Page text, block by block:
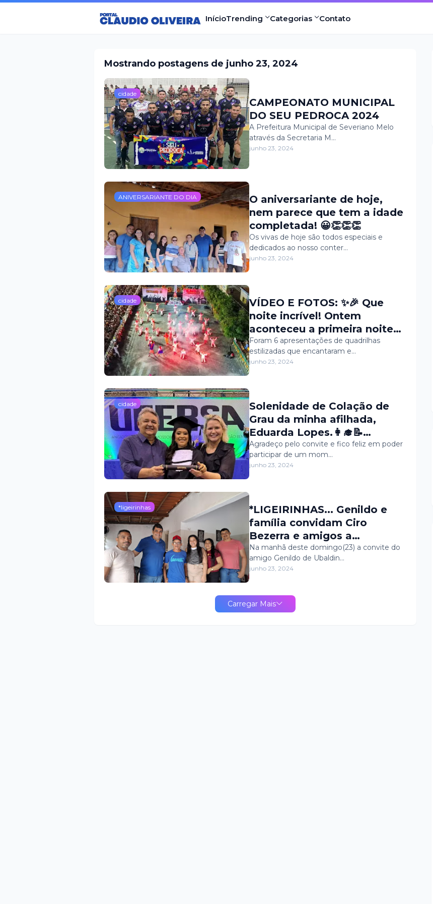
InícioTrending Categorias Contato
Mostrando postagens de junho 23, 2024
cidade
CAMPEONATO MUNICIPAL
DO SEU PEDROCA 2024
A Prefeitura Municipal de Severiano Melo
através da Secretaria M…
junho 23, 2024
ANIVERSARIANTE DO DIA
O aniversariante de hoje,
nem parece que tem a idade
completada! 😀👏👏👏
Os vivas de hoje são todos especiais e
dedicados ao nosso conter…
junho 23, 2024
cidade
VÍDEO E FOTOS: ✨🎉 Que
noite incrível! Ontem
aconteceu a primeira noite
do VI Festival de Quadrilhas
Juninas Beta Guerra, na
Arena Neta Viana.
Foram 6 apresentações de quadrilhas
estilizadas que encantaram e…
junho 23, 2024
cidade
Solenidade de Colação de
Grau da minha afilhada,
Eduarda Lopes.👩‍🎓📝
Participamos na noite de
ontem, 23, na UFERSA de
Pau dos Ferros/RN do
grau acadêmico de Bacharel
em Ciência e Tecnologia.
Agradeço pelo convite e fico feliz em poder
participar de um mom…
junho 23, 2024
*ligeirinhas
*LIGEIRINHAS... Genildo e
família convidam Ciro
Bezerra e amigos a
participarem do café da
manhã em sua residência
Na manhã deste domingo(23) a convite do
amigo Genildo de Ubaldin…
junho 23, 2024
Carregar Mais